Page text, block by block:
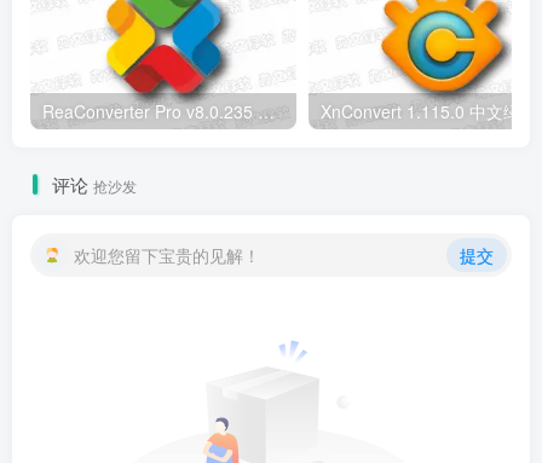
ReaConverter Pro v8.0.235 便携版 – 批量图片转换处理工具
评论 抢沙发
欢迎您留下宝贵的见解！ 提交